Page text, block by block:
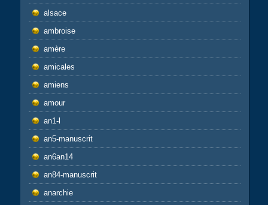
alsace
ambroise
amère
amicales
amiens
amour
an1-l
an5-manuscrit
an6an14
an84-manuscrit
anarchie